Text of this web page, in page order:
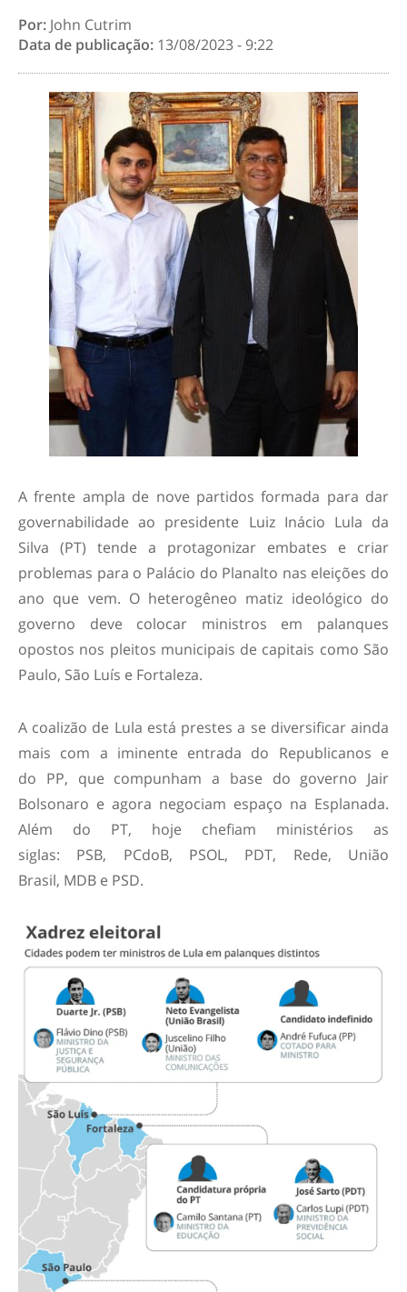
Por: John Cutrim
Data de publicação: 13/08/2023 - 9:22
A frente ampla de nove partidos formada para dar
governabilidade ao presidente Luiz Inácio Lula da
Silva (PT) tende a protagonizar embates e criar
problemas para o Palácio do Planalto nas eleições do
ano que vem. O heterogêneo matiz ideológico do
governo deve colocar ministros em palanques
opostos nos pleitos municipais de capitais como São
Paulo, São Luís e Fortaleza.
A coalizão de Lula está prestes a se diversificar ainda
mais com a iminente entrada do Republicanos e
do PP, que compunham a base do governo Jair
Bolsonaro e agora negociam espaço na Esplanada.
Além do PT, hoje chefiam ministérios as
siglas: PSB, PCdoB, PSOL, PDT, Rede, União
Brasil, MDB e PSD.